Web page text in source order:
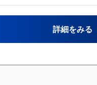
詳細をみる